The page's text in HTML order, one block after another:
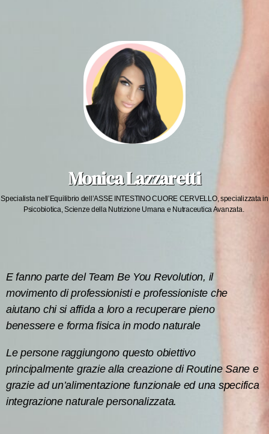
Monica Lazzaretti
Specialista nell’Equilibrio dell’ASSE INTESTINO CUORE CERVELLO, specializzata in
Psicobiotica, Scienze della Nutrizione Umana e Nutraceutica Avanzata. ​
E fanno parte del Team Be You Revolution, il
movimento di professionisti e professioniste che
aiutano chi si affida a loro a recuperare pieno
benessere e forma fisica in modo naturale
Le persone raggiungono questo obiettivo
principalmente grazie alla creazione di Routine Sane e
grazie ad un’alimentazione funzionale ed una specifica
integrazione naturale personalizzata.